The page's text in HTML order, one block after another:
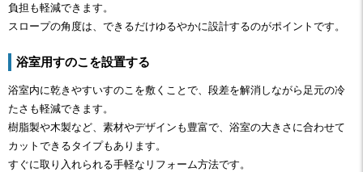
負担も軽減できます。
スロープの角度は、できるだけゆるやかに設計するのがポイントです。
浴室用すのこを設置する
浴室内に乾きやすいすのこを敷くことで、段差を解消しながら足元の冷
たさも軽減できます。
樹脂製や木製など、素材やデザインも豊富で、浴室の大きさに合わせて
カットできるタイプもあります。
すぐに取り入れられる手軽なリフォーム方法です。